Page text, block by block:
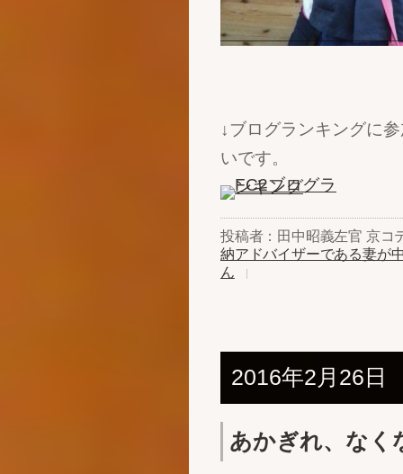
↓ブログランキングに
いです。
投稿者：田中昭義左官 京コ
納アドバイザーである妻が
ん
2016年2月26日
あかぎれ、なく